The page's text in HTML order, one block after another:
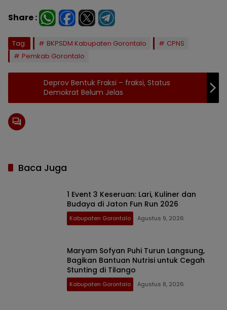
Share :
Tag: BKPSDM Kabupaten Gorontalo
CPNS
Pemkab Gorontalo
Deprov Bentuk Fraksi – fraksi, Status
Demokrat Belum Jelas
Baca Juga
1 Event 3 Keseruan: Lari, Kuliner dan
Budaya di Jaton Fun Run 2026
Kabupaten Gorontalo Agustus 9, 2026
Maryam Sofyan Puhi Turun Langsung,
Bagikan Bantuan Nutrisi untuk Cegah
Stunting di Tilango
Kabupaten Gorontalo Agustus 8, 2026